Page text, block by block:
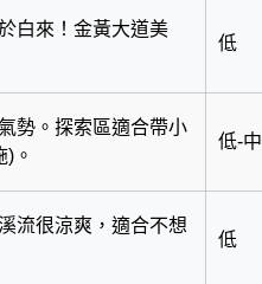
白來！金黃大道美
低
勢。探索區適合帶小
。
低-中
流很涼爽，適合不想
低